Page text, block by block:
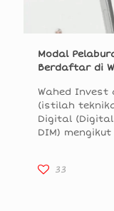
Modal
Berdaftar di
Wahed
(istilah
Digital
DIM)
33